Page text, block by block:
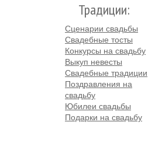
Традиции:
Сценарии свадьбы
Свадебные тосты
Конкурсы на свадьбу
Выкуп невесты
Свадебные традиции
Поздравления на
свадьбу
Юбилеи свадьбы
Подарки на свадьбу